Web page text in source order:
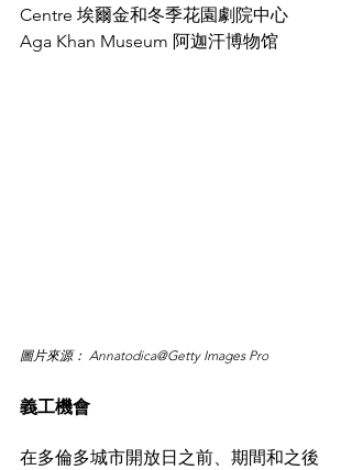
Centre 埃爾金和冬季花園劇院中心
Aga Khan Museum 阿迦汗博物馆
圖片來源： Annatodica@Getty Images Pro
義工機會
在多倫多城市開放日之前、期間和之後